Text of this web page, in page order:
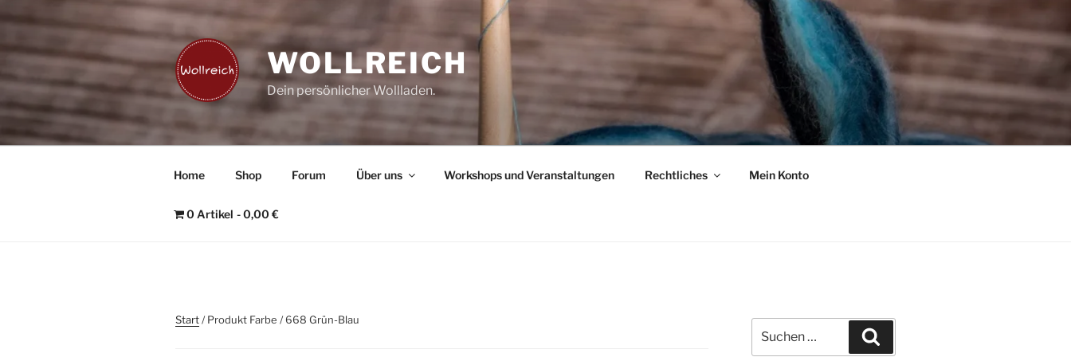
Inhalt
springen
WOLLREICH
Dein persönlicher Wollladen.
Home Shop Forum Über uns Workshops und Veranstaltungen Rechtliches Mein Konto
0 Artikel 0,00 €
Start/ Produkt Farbe / 668 Grün-Blau
nach: